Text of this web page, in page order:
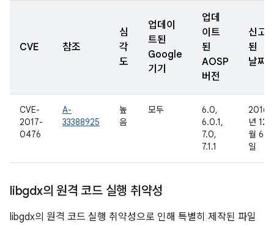
CVE 참조
심
각
도
업데이
트된
Google
기기
업데
이트
된
AOSP
버전
신고
된
날짜
CVE-
2017-
0476
A-
33388925
높
음
모두
6.0,
6.0.1,
7.0,
7.1.1
2016
년 12
월 6
일
libgdx의 원격 코드 실행 취약성
libgdx의 원격 코드 실행 취약성으로 인해 특별히 제작된 파일